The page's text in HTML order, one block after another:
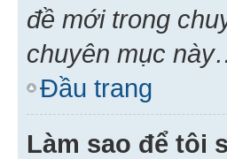
đề mới trong
chuyên mục
Đầu trang
Làm sao để tôi